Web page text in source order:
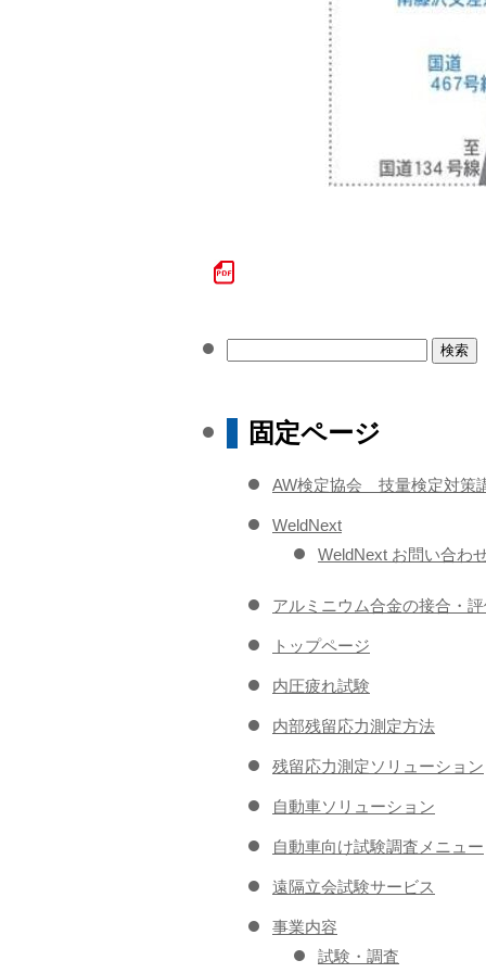
固定ページ
AW検定協会 技量検定対策
WeldNext
WeldNext お問い合わ
アルミニウム合金の接合・
トップページ
内圧疲れ試験
内部残留応力測定方法
残留応力測定ソリューション
自動車ソリューション
自動車向け試験調査メニュー
遠隔立会試験サービス
事業内容
試験・調査